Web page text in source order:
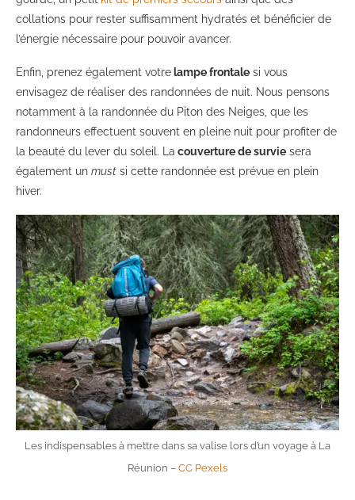
collations pour rester suffisamment hydratés et bénéficier de
l’énergie nécessaire pour pouvoir avancer.
Enfin, prenez également votre lampe frontale si vous
envisagez de réaliser des randonnées de nuit. Nous pensons
notamment à la randonnée du Piton des Neiges, que les
randonneurs effectuent souvent en pleine nuit pour profiter de
la beauté du lever du soleil. La couverture de survie sera
également un must si cette randonnée est prévue en plein
hiver.
Les indispensables à mettre dans sa valise lors d’un voyage à La
Réunion – CC Pexels